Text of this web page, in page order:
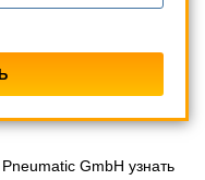
GmbH узнать